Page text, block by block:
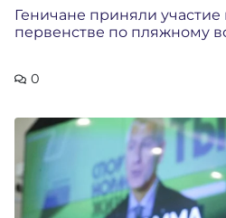
Геничане приняли участие
первенстве по пляжному
0